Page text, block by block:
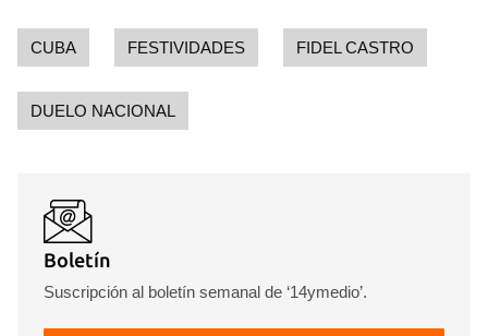
CUBA FESTIVIDADES FIDEL CASTRO
DUELO NACIONAL
Boletín
Suscripción al boletín semanal de ‘14ymedio’.